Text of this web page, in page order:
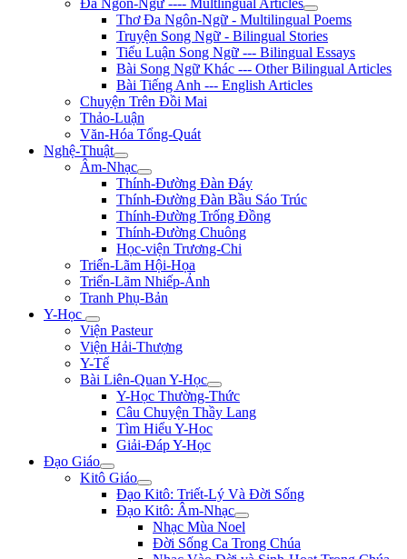
Đa Ngôn-Ngữ ---- Multlingual Articles
Thơ Đa Ngôn-Ngữ - Multilingual Poems
Truyện Song Ngữ - Bilingual Stories
Tiểu Luận Song Ngữ --- Bilingual Essays
Bài Song Ngữ Khác --- Other Bilingual Articles
Bài Tiếng Anh --- English Articles
Chuyện Trên Đồi Mai
Thảo-Luận
Văn-Hóa Tổng-Quát
Nghệ-Thuật
Âm-Nhạc
Thính-Đường Đàn Đáy
Thính-Đường Đàn Bầu Sáo Trúc
Thính-Đường Trống Đồng
Thính-Đường Chuông
Học-viện Trương-Chi
Triển-Lãm Hội-Họa
Triển-Lãm Nhiếp-Ảnh
Tranh Phụ-Bản
Y-Học
Viện Pasteur
Viện Hải-Thượng
Y-Tế
Bài Liên-Quan Y-Học
Y-Học Thường-Thức
Câu Chuyện Thầy Lang
Tìm Hiểu Y-Hoc
Giải-Đáp Y-Học
Đạo Giáo
Kitô Giáo
Đạo Kitô: Triết-Lý Và Đời Sống
Đạo Kitô: Âm-Nhạc
Nhạc Mùa Noel
Đời Sống Ca Trong Chúa